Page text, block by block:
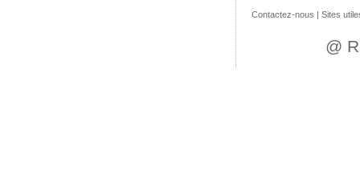
Contactez-nous | Sites
@